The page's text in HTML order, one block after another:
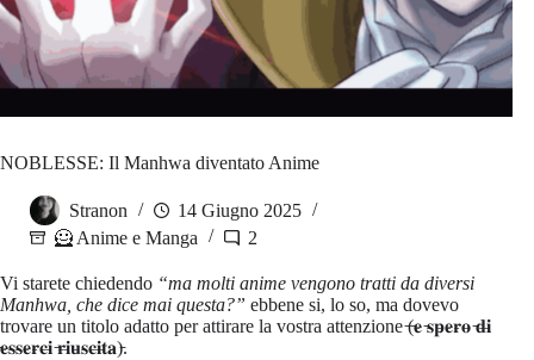
NOBLESSE: Il Manhwa diventato Anime
Stranon
14 Giugno 2025
🦸 Anime e Manga
2
Vi starete chiedendo “ma molti anime vengono tratti da diversi
Manhwa, che dice mai questa?” ebbene si, lo so, ma dovevo
trovare un titolo adatto per attirare la vostra attenzione ̵(̵𝐞̵ ̵𝐬̵𝐩̵𝐞̵𝐫̵𝐨̵ ̵𝐝̵𝐢̵
̵𝐞̵𝐬̵𝐬̵𝐞̵𝐫̵𝐜̵𝐢̵ ̵𝐫̵𝐢̵𝐮̵𝐬̵𝐜̵𝐢̵𝐭̵𝐚̵)̵.